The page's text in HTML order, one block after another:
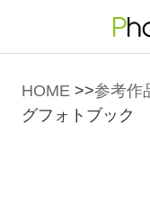
HOME >>参考作
グフォトブック